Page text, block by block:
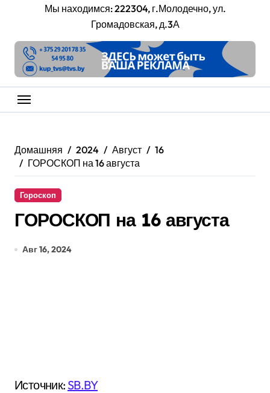
Мы находимся: 222304, г.Молодечно, ул.
Громадовская, д.3А
Домашняя 2024 Август
16
ГОРОСКОП на 16 августа
Гороскоп
ГОРОСКОП на 16 августа
Авг 16, 2024
Источник:SB.BY